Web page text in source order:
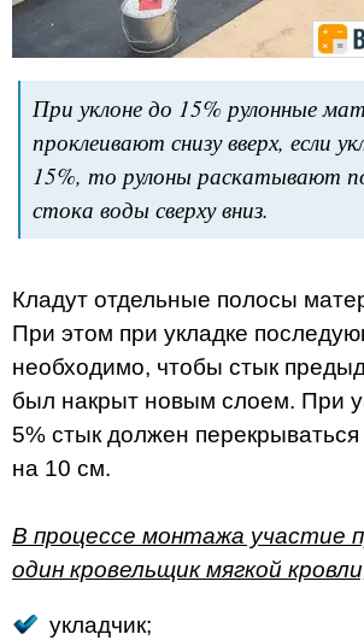
При уклоне до 15% рулонные
проклеивают снизу вверх, если
15%, то рулоны раскатывают
стока воды сверху вниз.
Кладут отдельные полосы
При этом при укладке
необходимо, чтобы стык
был накрыт новым слоем. При
5% стык должен
на 10 см.
В процессе монтажа участие
один кровельщик мягкой
укладчик;